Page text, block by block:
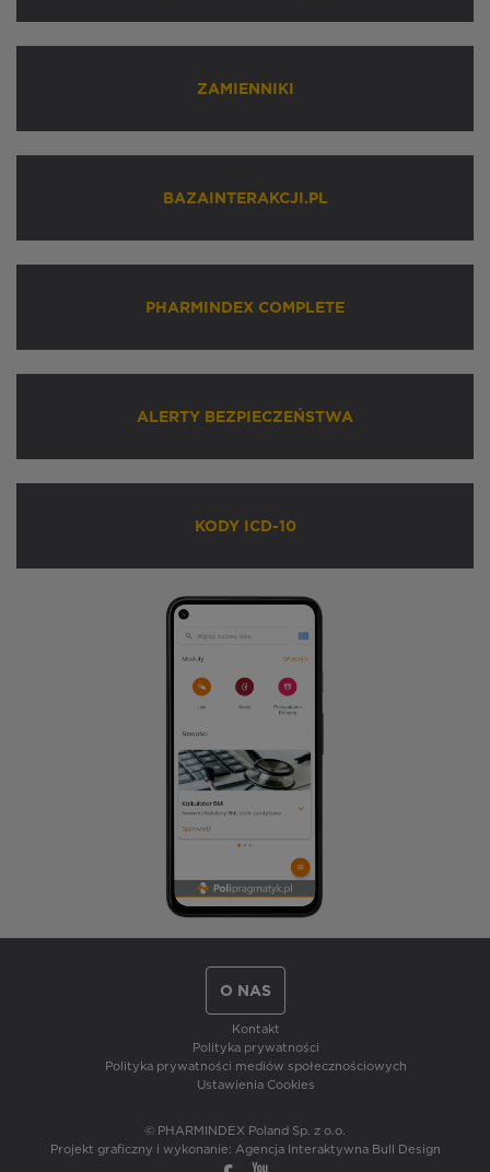
ZAMIENNIKI
BAZAINTERAKCJI.PL
PHARMINDEX COMPLETE
ALERTY BEZPIECZEŃSTWA
KODY ICD-10
O NAS
Kontakt
Polityka prywatności
Polityka prywatności mediów społecznościowych
Ustawienia Cookies
© PHARMINDEX Poland Sp. z o.o.
Projekt graficzny i wykonanie: Agencja Interaktywna Bull Design